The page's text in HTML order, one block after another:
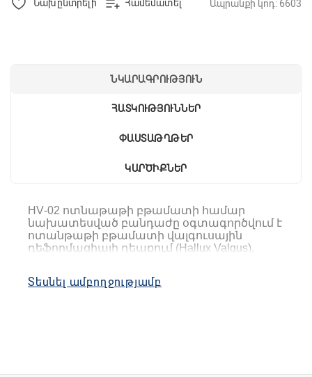
Նախընտրելի Համեմատել Ապրանքի կոդ: 6603
ՆԿԱՐԱԳՐՈՒԹՅՈՒՆ
ՀԱՏԿՈՒԹՅՈՒՆՆԵՐ
ՓԱՍՏԱԹՂԹԵՐ
ԿԱՐԾԻՔՆԵՐ
HV-02 ոտնաթաթի բթամատի համար
նախատեսված բանդաժը օգտագործվում է
ոտանթաթի բթամատի վալգուսային
դեֆորմացիայի դեպքում(Hallux Valgus),
Տեսնել ամբողջությամբ